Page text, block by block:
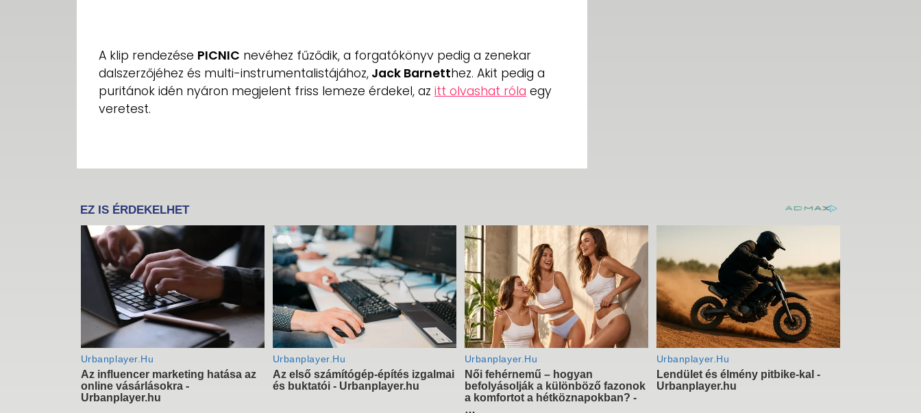
A klip rendezése PICNIC nevéhez fűződik, a forgatókönyv pedig a zenekar
dalszerzőjéhez és multi-instrumentalistájához, Jack Barnetthez. Akit pedig a
puritánok idén nyáron megjelent friss lemeze érdekel, az itt olvashat róla egy
veretest.